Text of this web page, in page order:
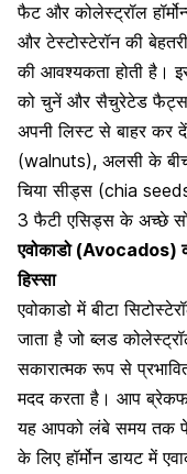
फैट और कोलेस्ट्रॉल
और टेस्टोस्टेरॉन की
की आवश्यकता होती
को चुनें और सैचुरेटेड
अपनी लिस्ट से बाहर कर
(walnuts), अलसी के
चिया सीड्स (chia
3 फैटी एसिड्स के अच्छे
एवोकाडो (Avocados)
हिस्सा
एवोकाडो में बीटा
जाता है जो ब्लड
सकारात्मक रूप से
मदद करता है। आप
यह आपको लंबे समय तक पेट
के लिए हॉर्मोन डायट में